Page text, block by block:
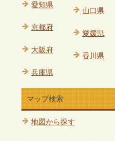
愛知県
京都府
大阪府
兵庫県
山口県
愛媛県
香川県
マップ検索
地図から探す